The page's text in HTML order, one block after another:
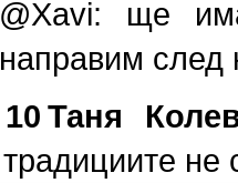
@Xavi: ще
направим след
10 Таня
традициите не